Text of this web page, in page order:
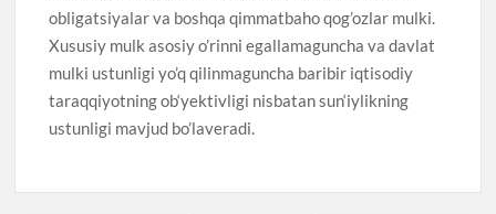
obligatsiyalar va boshqa qimmatbaho qog’ozlar mulki.
Xususiy mulk asosiy o’rinni egallamaguncha va davlat
mulki ustunligi yo’q qilinmaguncha baribir iqtisodiy
taraqqiyotning ob‘yektivligi nisbatan sun‘iylikning
ustunligi mavjud bo’laveradi.